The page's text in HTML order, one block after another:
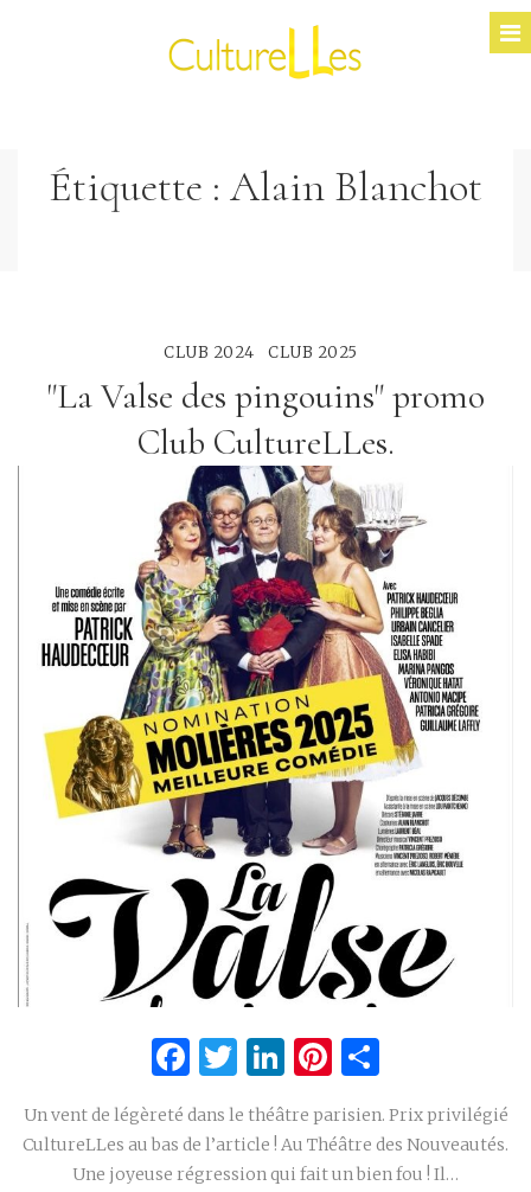
Étiquette : Alain Blanchot
CLUB 2024 CLUB 2025
"La Valse des pingouins" promo
Club CultureLLes.
Facebook
Twitter
LinkedIn
Pinterest
Un vent de légèreté dans le théâtre parisien. Prix privilégié
CultureLLes au bas de l’article ! Au Théâtre des Nouveautés.
Une joyeuse régression qui fait un bien fou ! Il…